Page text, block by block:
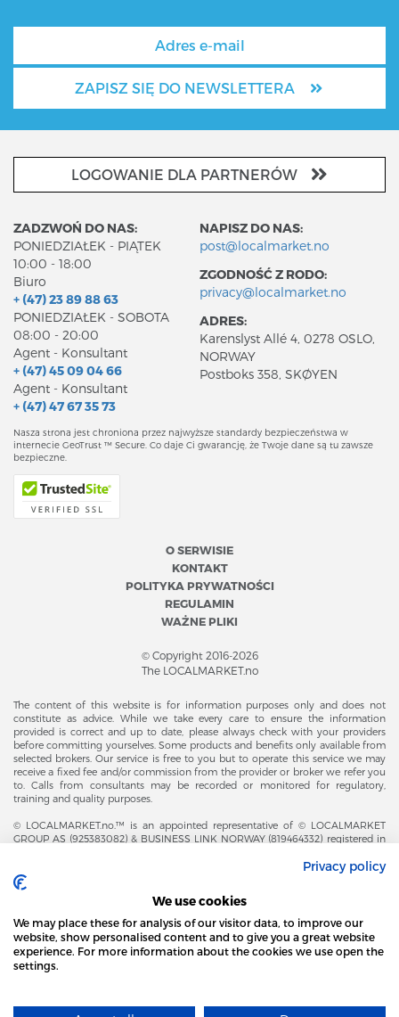
ZAPISZ SIĘ DO NEWSLETTERA
LOGOWANIE DLA PARTNERÓW
ZADZWOŃ DO NAS:
PONIEDZIAŁEK - PIĄTEK
10:00 - 18:00
Biuro
+ (47) 23 89 88 63
PONIEDZIAŁEK - SOBOTA
08:00 - 20:00
Agent - Konsultant
+ (47) 45 09 04 66
Agent - Konsultant
+ (47) 47 67 35 73
NAPISZ DO NAS:
post@localmarket.no
ZGODNOŚĆ Z RODO:
privacy@localmarket.no
ADRES:
Karenslyst Allé 4, 0278 OSLO,
NORWAY
Postboks 358, SKØYEN
Nasza strona jest chroniona przez najwyższe standardy bezpieczeństwa w
internecie GeoTrust ™ Secure. Co daje Ci gwarancję, że Twoje dane są tu zawsze
bezpieczne.
O SERWISIE
KONTAKT
POLITYKA PRYWATNOŚCI
REGULAMIN
WAŻNE PLIKI
© Copyright 2016-2026
The LOCALMARKET.no
The content of this website is for information purposes only and does not
constitute as advice. While we take every care to ensure the information
provided is correct and up to date, please always check with your providers
before committing yourselves. Some products and benefits only available from
selected brokers. Our service is free to you but to operate this service we may
receive a fixed fee and/or commission from the provider or broker we refer you
to. Calls from consultants may be recorded or monitored for regulatory,
training and quality purposes.
© LOCALMARKET.no.™ is an appointed representative of © LOCALMARKET
GROUP AS (925383082) & BUSINESS LINK NORWAY (819464332) registered in
Brønnøysundregistrene. Financial & Insurance Services and Markets Authority,
and subject to limited regulation by the Financial Conduct Authority. Head
Office Adresse: Karenslyst Alle 4, 0278 Oslo – Skøyen. Post Adresse: Postboks
358, 0213 Oslo, Norway. Email Contact: post@localmarket.no. Office Contact: +
47 23 89 88 63 © Copyright 2016-2026 The LOCALMARKET GROUP ™.
DODATKOWO OD ZESPOŁU LOCALMARKET |
STRONA LOCAL MARKET WYKORZYSTUJE PLIKI
Privacy policy
We use cookies
We may place these for analysis of our visitor data, to improve our
website, show personalised content and to give you a great website
experience. For more information about the cookies we use open the
settings.